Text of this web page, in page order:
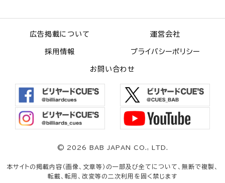
広告掲載について 運営会社
採用情報 プライバシーポリシー
お問い合わせ
© 2026 BAB JAPAN CO., LTD.
本サイトの掲載内容（画像、文章等）の一部及び全てについて、無断で複製、
転載、転用、改変等の二次利用を固く禁じます